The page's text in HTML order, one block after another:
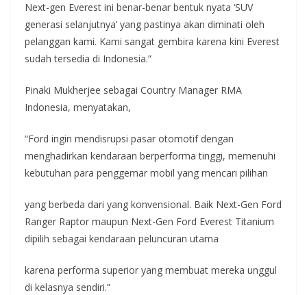
Next-gen Everest ini benar-benar bentuk nyata ‘SUV
generasi selanjutnya’ yang pastinya akan diminati oleh
pelanggan kami. Kami sangat gembira karena kini Everest
sudah tersedia di Indonesia.”
Pinaki Mukherjee sebagai Country Manager RMA
Indonesia, menyatakan,
“Ford ingin mendisrupsi pasar otomotif dengan
menghadirkan kendaraan berperforma tinggi, memenuhi
kebutuhan para penggemar mobil yang mencari pilihan
yang berbeda dari yang konvensional. Baik Next-Gen Ford
Ranger Raptor maupun Next-Gen Ford Everest Titanium
dipilih sebagai kendaraan peluncuran utama
karena performa superior yang membuat mereka unggul
di kelasnya sendiri.”